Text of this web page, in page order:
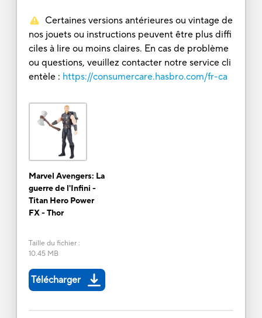
Certaines versions antérieures ou vintage de
nos jouets ou instructions peuvent être plus diffi
ciles à lire ou moins claires. En cas de problème
ou questions, veuillez contacter notre service cli
entèle : https://consumercare.hasbro.com/fr-ca
Marvel Avengers: La
guerre de l'Infini -
Titan Hero Power
FX - Thor
Taille du fichier:
10.45 MB
Télécharger